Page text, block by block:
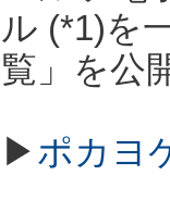
ル (*1)を
覧」を公
▶ポカヨ